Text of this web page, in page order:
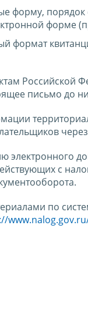
форму,
форме
формат
письмо до
с
по